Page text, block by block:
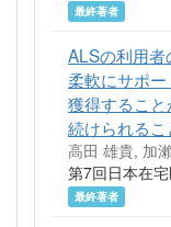
最終著者
ALSの利用者
柔軟にサポ
獲得するこ
続けられる
高田 雄貴, 加
第7回日本在
最終著者